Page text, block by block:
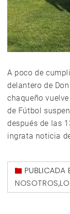
A poco de
delantero de
chaqueño
de Fútbol
después de las
ingrata noticia
PUBLICADA
NOSOTROS,